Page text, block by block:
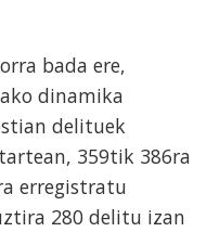
bada ere,
dinamika
delituek
359tik 386ra
erregistratu
280 delitu izan